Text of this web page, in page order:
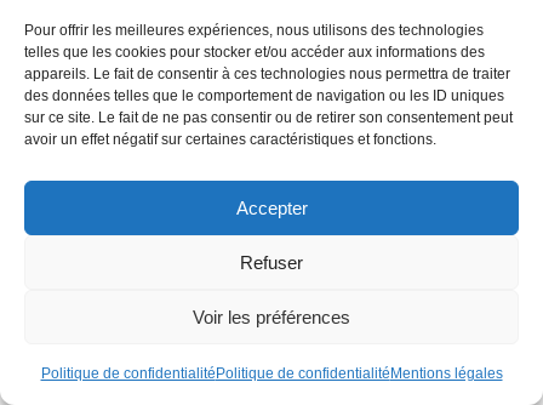
Pour offrir les meilleures expériences, nous utilisons des technologies
telles que les cookies pour stocker et/ou accéder aux informations des
appareils. Le fait de consentir à ces technologies nous permettra de traiter
des données telles que le comportement de navigation ou les ID uniques
sur ce site. Le fait de ne pas consentir ou de retirer son consentement peut
avoir un effet négatif sur certaines caractéristiques et fonctions.
Accepter
Refuser
Voir les préférences
Politique de confidentialité Politique de confidentialité Mentions légales
Hausse des prix du pétrole : le baril de Brent atteint
80,28 dollars
Réformes de la Retraite : Nouvelles Avantages